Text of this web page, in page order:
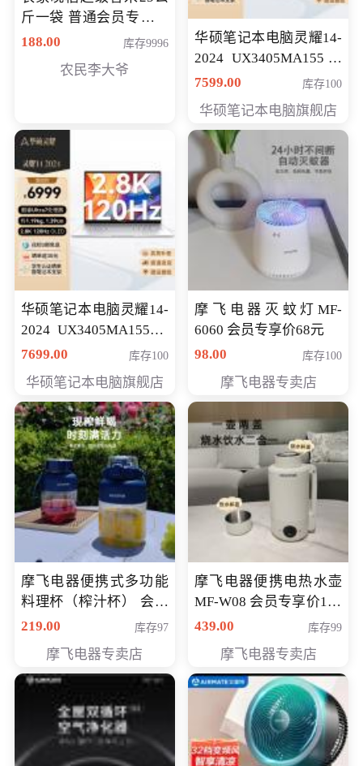
斤一袋 普通会员专享价
格178元
188.00 库存9996
农民李大爷
华硕笔记本电脑灵耀14-
2024 UX3405MA155冰
川银 oled 智慧轻薄本 会
7599.00 库存100
华硕笔记本电脑旗舰店
华硕笔记本电脑灵耀14-
2024 UX3405MA155夜
空蓝 oled 智慧轻薄本 会
7699.00 库存100
华硕笔记本电脑旗舰店
摩飞电器灭蚊灯MF-
6060 会员专享价68元
98.00
库存100
摩飞电器专卖店
摩飞电器便携式多功能
料理杯（榨汁杯） 会员
专享价118元
219.00 库存97
摩飞电器专卖店
摩飞电器便携电热水壶
MF-W08 会员专享价198
元
439.00 库存99
摩飞电器专卖店